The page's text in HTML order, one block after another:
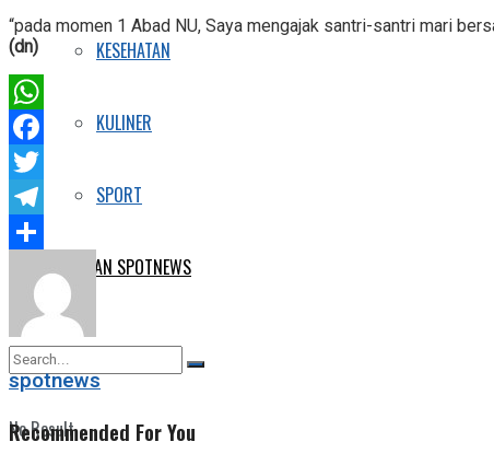
KESEHATAN
KULINER
SPORT
E-KORAN SPOTNEWS
No Result
“pada momen 1 Abad NU, Saya mengajak santri-santri mari
(dn)
WhatsApp
Facebook
Twitter
Telegram
Share
spotnews
Recommended For You